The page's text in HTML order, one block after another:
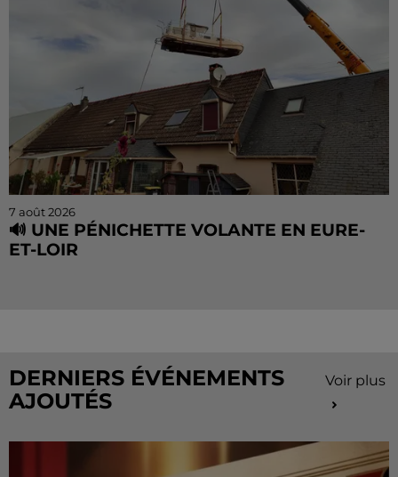
7 août 2026
🔊 UNE PÉNICHETTE VOLANTE EN EURE-
ET-LOIR
DERNIERS ÉVÉNEMENTS
AJOUTÉS
Voir plus